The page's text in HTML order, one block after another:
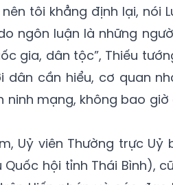
nên tôi khẳng định lại, nói
ngôn luận là những
gia, dân tộc”, Thiếu
dân cần hiểu, cơ quan
ninh mạng, không bao
Uỷ viên Thường trực Uỷ
Quốc hội tỉnh Thái Bình),